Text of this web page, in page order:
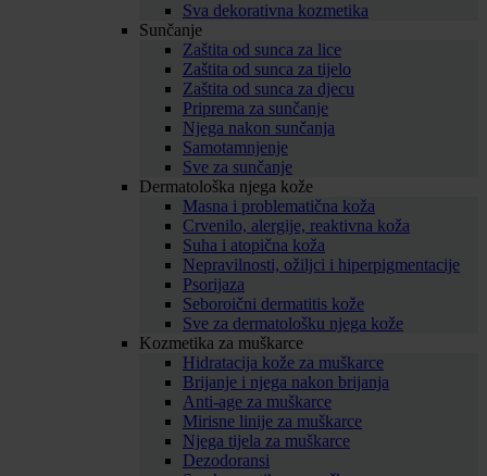
Sva dekorativna kozmetika
Sunčanje
Zaštita od sunca za lice
Zaštita od sunca za tijelo
Zaštita od sunca za djecu
Priprema za sunčanje
Njega nakon sunčanja
Samotamnjenje
Sve za sunčanje
Dermatološka njega kože
Masna i problematična koža
Crvenilo, alergije, reaktivna koža
Suha i atopična koža
Nepravilnosti, ožiljci i hiperpigmentacije
Psorijaza
Seboroični dermatitis kože
Sve za dermatološku njega kože
Kozmetika za muškarce
Hidratacija kože za muškarce
Brijanje i njega nakon brijanja
Anti-age za muškarce
Mirisne linije za muškarce
Njega tijela za muškarce
Dezodoransi